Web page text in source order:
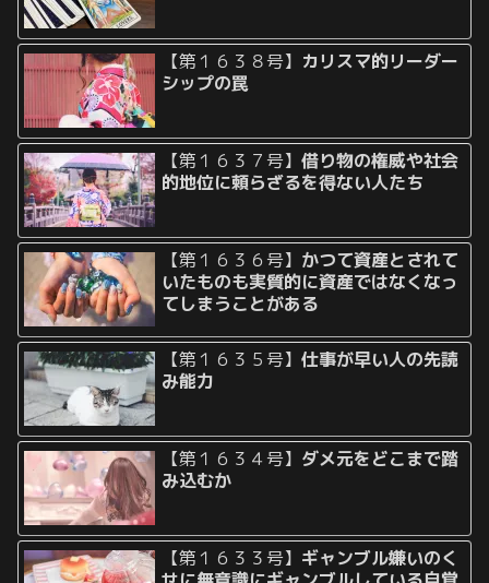
【第１６３８号】 カリスマ的リーダー
シップの罠
【第１６３７号】借り物の権威や社会
的地位に頼らざるを得ない人たち
【第１６３６号】 かつて資産とされて
いたものも実質的に資産ではなくなっ
てしまうことがある
【第１６３５号】仕事が早い人の先読
み能力
【第１６３４号】 ダメ元をどこまで踏
み込むか
【第１６３３号】 ギャンブル嫌いのく